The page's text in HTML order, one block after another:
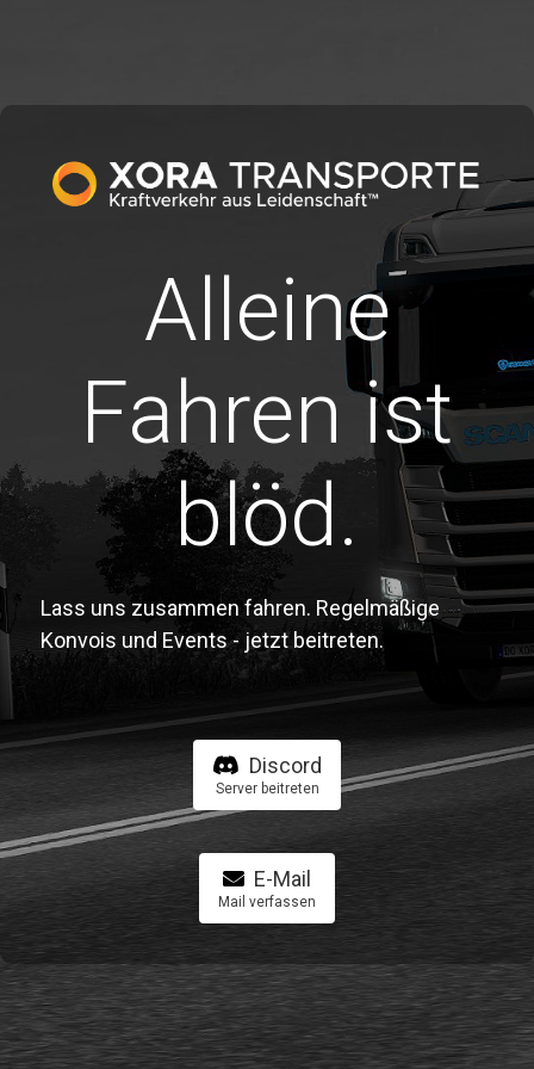
Alleine
Fahren ist
blöd.
Lass uns zusammen fahren. Regelmäßige
Konvois und Events - jetzt beitreten.
Discord
Server beitreten
E-Mail
Mail verfassen